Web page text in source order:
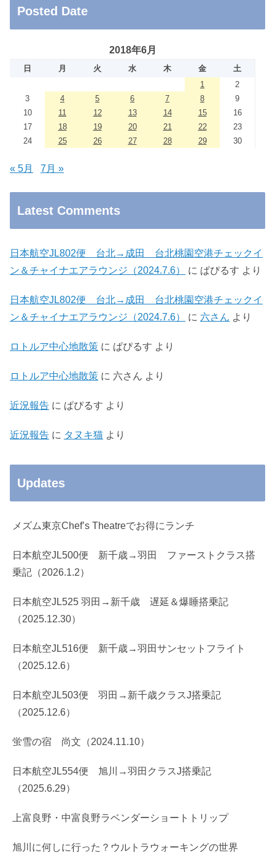
Posted Date
2018年6月
日 月 火 水 木 金
土
1
2
3
4 5 6 7 8
9
10
11 12 13 14 15
16
17
18 19 20 21 22
23
24
25 26 27 28 29 30
« 5月 7月 »
Latest Comments
日本航空JL802便 台北→成田 台北桃園空港チェックイ
ン＆チャイナエアラウンジ（2024.7.6）
に ぱぴるす より
日本航空JL802便 台北→成田 台北桃園空港チェックイ
ン＆チャイナエアラウンジ（2024.7.6）
に 六さん より
ロトルア中心地散策 に ぱぴるす より
ロトルア中心地散策 に 六さん より
近況報告 に ぱぴるす より
近況報告 に タヌキ猫 より
Updates
メズム東京Chef’s Theatreでお得にランチ
日本航空JL500便 新千歳→羽田 ファーストクラス搭
乗記（2026.1.2）
日本航空JL525 羽田→新千歳 遅延＆爆睡搭乗記
（2025.12.30）
日本航空JL516便 新千歳→羽田サンセットフライト
（2025.12.6）
日本航空JL503便 羽田→新千歳クラスJ搭乗記
（2025.12.6）
蛍雪の宿 尚文（2024.11.10）
日本航空JL554便 旭川→羽田クラスJ搭乗記
（2025.6.29）
上富良野・中富良野ラベンダーショートトリップ
旭川に何しに行った？ウルトラウォーキングの世界